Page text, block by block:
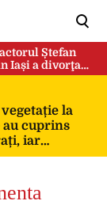
Ștefan
Iași a divorţat
la
cuprins
iar
de urgență